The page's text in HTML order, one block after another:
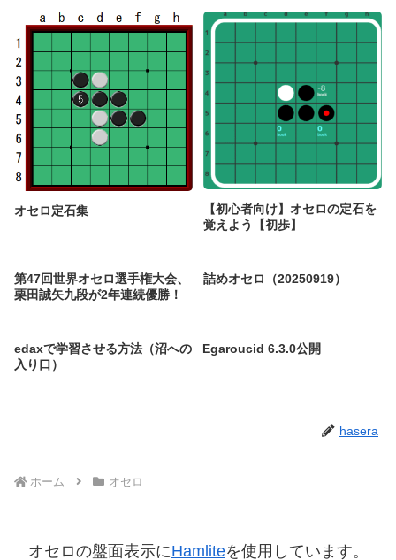
オセロ定石集
【初心者向け】オセロの定石を
覚えよう【初歩】
第47回世界オセロ選手権大会、
栗田誠矢九段が2年連続優勝！
詰めオセロ（20250919）
edaxで学習させる方法（沼への
入り口）
Egaroucid 6.3.0公開
hasera
ホーム オセロ
オセロの盤面表示にHamliteを使用しています。